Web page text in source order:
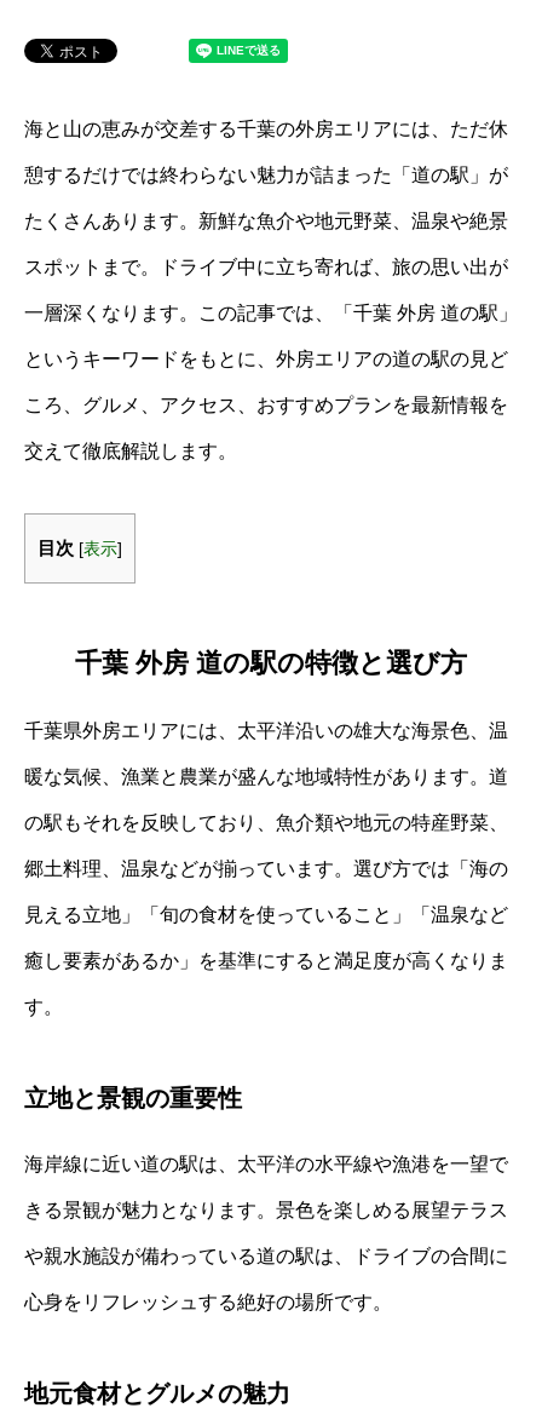
海と山の恵みが交差する千葉の外房エリアには、ただ休
憩するだけでは終わらない魅力が詰まった「道の駅」が
たくさんあります。新鮮な魚介や地元野菜、温泉や絶景
スポットまで。ドライブ中に立ち寄れば、旅の思い出が
一層深くなります。この記事では、「千葉 外房 道の駅」
というキーワードをもとに、外房エリアの道の駅の見ど
ころ、グルメ、アクセス、おすすめプランを最新情報を
交えて徹底解説します。
目次 [表示]
千葉 外房 道の駅の特徴と選び方
千葉県外房エリアには、太平洋沿いの雄大な海景色、温
暖な気候、漁業と農業が盛んな地域特性があります。道
の駅もそれを反映しており、魚介類や地元の特産野菜、
郷土料理、温泉などが揃っています。選び方では「海の
見える立地」「旬の食材を使っていること」「温泉など
癒し要素があるか」を基準にすると満足度が高くなりま
す。
立地と景観の重要性
海岸線に近い道の駅は、太平洋の水平線や漁港を一望で
きる景観が魅力となります。景色を楽しめる展望テラス
や親水施設が備わっている道の駅は、ドライブの合間に
心身をリフレッシュする絶好の場所です。
地元食材とグルメの魅力